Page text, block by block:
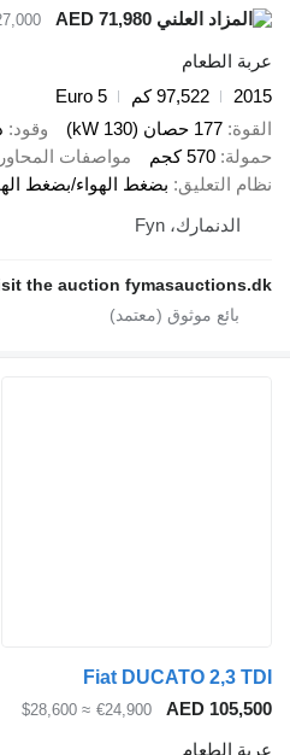
عربة الطعام
2015
97,522 كم
Euro 5
القوة 177 حصان (130 kW) وقود
حمولة 570 كجم مواصفات المحاور
نظام التعليق بضغط الهواء/بضغط
الدنمارك، Fyn
Fiat DUCATO 2,3 TDI
AED 105,500
€24,900
≈ $28,600
عربة الطعام